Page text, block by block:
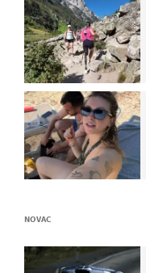
NOVAC